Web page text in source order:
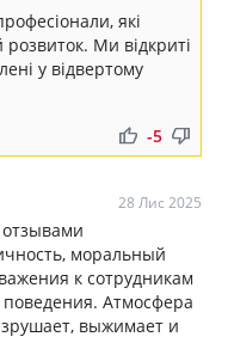
які
розвиток. Ми відкриті
у відвертому
thumb_up thumb_down
-5
28 Лис 2025
моральный
к сотрудникам
Атмосфера
выжимает и